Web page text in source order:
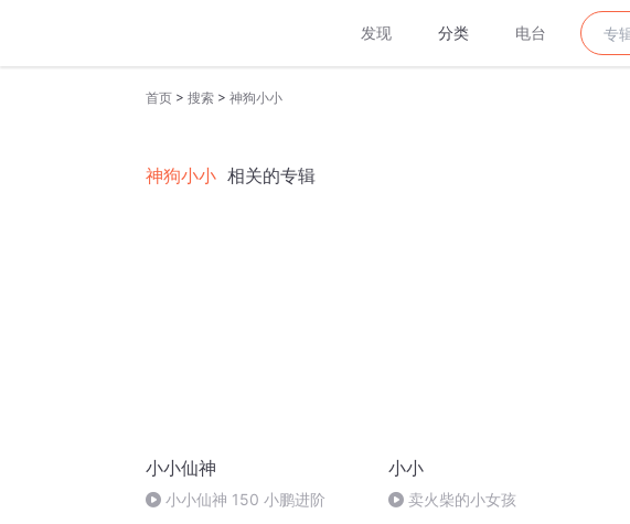
发现 分类 电台
首页 > 搜索 > 神狗小小
神狗小小 相关的专辑
小小仙神
小小仙神 150 小鹏进阶
小小
卖火柴的小女孩